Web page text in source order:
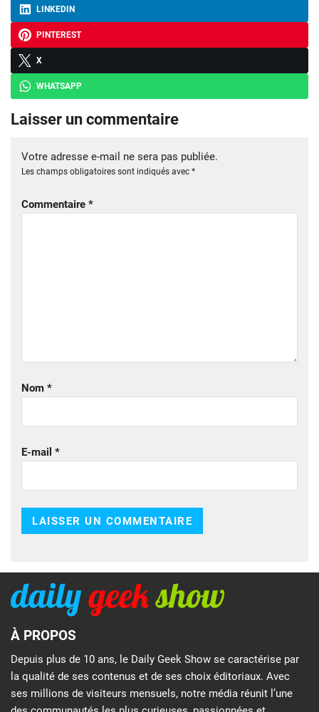
LINKEDIN
PINTEREST
X
WHATSAPP
Laisser un commentaire
Votre adresse e-mail ne sera pas publiée.
Les champs obligatoires sont indiqués avec *
Commentaire *
Nom *
E-mail *
À PROPOS
Depuis plus de 10 ans, le Daily Geek Show se caractérise par
la qualité de ses contenus et de ses choix éditoriaux. Avec
ses millions de visiteurs mensuels, notre média réunit l’une